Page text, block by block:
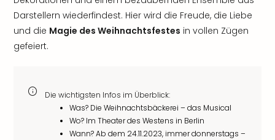
Darstellern wiederfindest. Hier wird die Freude, die Liebe
und die Magie des Weihnachtsfestes in vollen Zügen
gefeiert.
Die wichtigsten Infos im Überblick:
Was? Die Weihnachtsbäckerei – das Musical
Wo? Im Theater des Westens in Berlin
Wann? Ab dem 24.11.2023, immer donnerstags –